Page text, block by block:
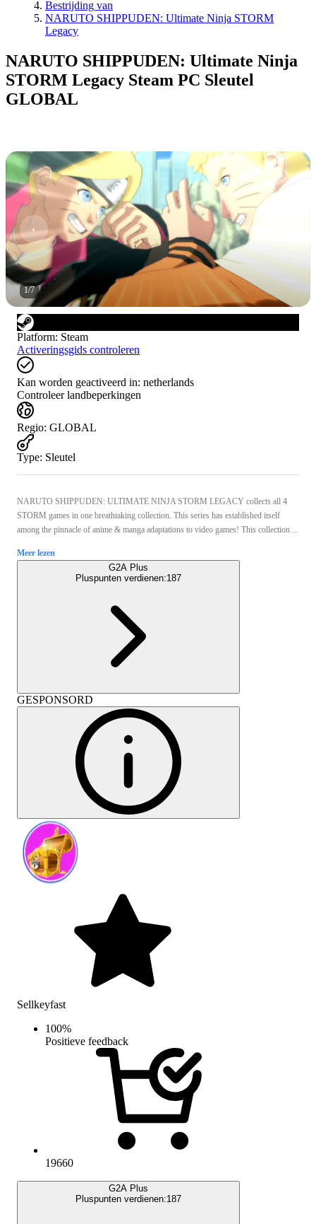
Bestrijding van
NARUTO SHIPPUDEN: Ultimate Ninja STORM
Legacy
NARUTO SHIPPUDEN: Ultimate Ninja
STORM Legacy Steam PC Sleutel
GLOBAL
1/7
Platform: Steam
Activeringsgids controleren
Kan worden geactiveerd in: netherlands
Controleer landbeperkingen
Regio: GLOBAL
Type: Sleutel
NARUTO SHIPPUDEN: ULTIMATE NINJA STORM LEGACY collects all 4
STORM games in one breathtaking collection. This series has established itself
among the pinnacle of anime & manga adaptations to video games! This collection ...
Meer lezen
G2A Plus
Pluspunten verdienen:187
GESPONSORD
Sellkeyfast
100%
Positieve feedback
19660
G2A Plus
Pluspunten verdienen:187